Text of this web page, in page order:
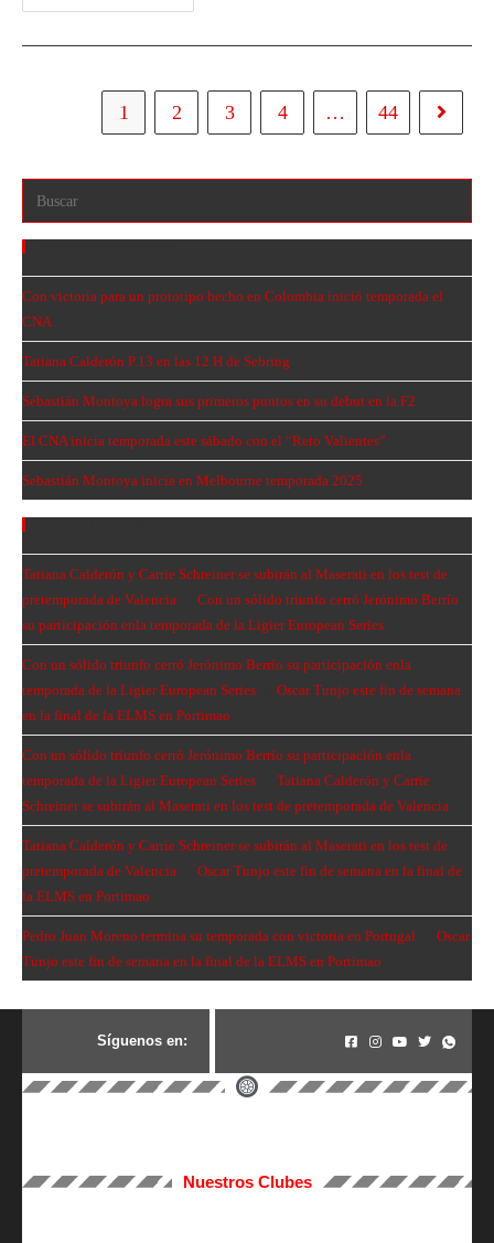
1 2 3 4 … 44
Con victoria para un prototipo hecho en Colombia inició temporada el
CNA
Tatiana Calderón P.13 en las 12 H de Sebring
Sebastián Montoya logra sus primeros puntos en su debut en la F2
El CNA inicia temporada este sábado con el “Reto Valientes”
Sebastián Montoya inicia en Melbourne temporada 2025
Tatiana Calderón y Carrie Schreiner se subirán al Maserati en los test de
pretemporada de Valencia
Con un sólido triunfo cerró Jerónimo Berrío
su participación enla temporada de la Ligier European Series
Con un sólido triunfo cerró Jerónimo Berrío su participación enla
temporada de la Ligier European Series
Oscar Tunjo este fin de semana
en la final de la ELMS en Portimao
Con un sólido triunfo cerró Jerónimo Berrío su participación enla
temporada de la Ligier European Series
Tatiana Calderón y Carrie
Schreiner se subirán al Maserati en los test de pretemporada de Valencia
Tatiana Calderón y Carrie Schreiner se subirán al Maserati en los test de
pretemporada de Valencia
Oscar Tunjo este fin de semana en la final de
la ELMS en Portimao
Pedro Juan Moreno termina su temporada con victoria en Portugal
Oscar
Tunjo este fin de semana en la final de la ELMS en Portimao
Síguenos en:
Nuestros Clubes